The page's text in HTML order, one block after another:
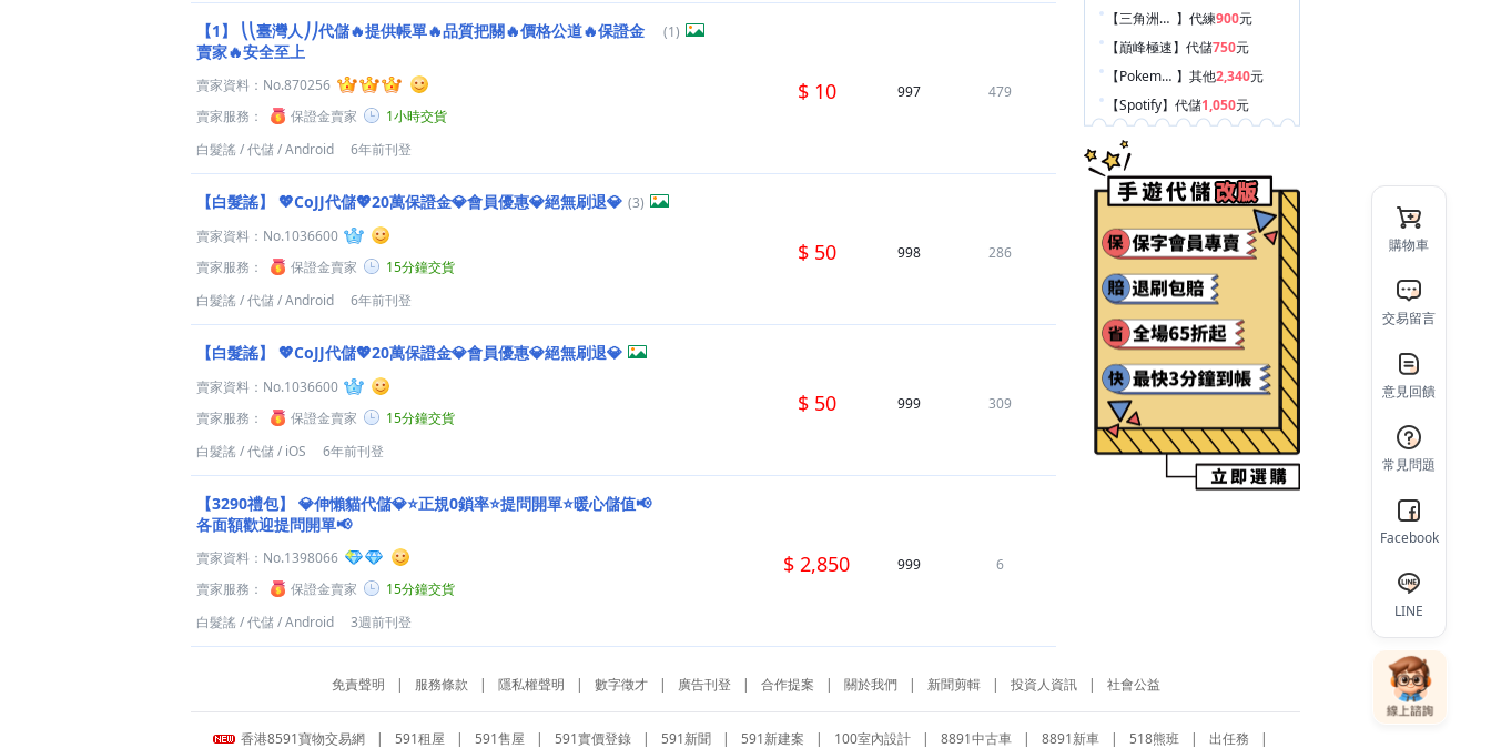
【1】
⎝⎝臺灣人⎠⎠代儲🔥提供帳單🔥品質把關🔥價格公道🔥保證金
賣家🔥安全至上
(1)
賣家資料： No.870256
賣家服務：
保證金賣家
1小時交貨
白髮謠/代儲/Android 6年前刊登
$ 10 997 479
【白髮謠】 💖CoJJ代儲💖20萬保證金💎會員優惠💎絕無刷退💎 (3)
賣家資料： No.1036600
賣家服務：
保證金賣家
15分鐘交貨
白髮謠/代儲/Android 6年前刊登
$ 50 998 286
【白髮謠】 💖CoJJ代儲💖20萬保證金💎會員優惠💎絕無刷退💎
賣家資料： No.1036600
賣家服務：
保證金賣家
15分鐘交貨
白髮謠/代儲/ iOS 6年前刊登
$ 50 999 309
【3290禮包】
💎伸懶貓代儲💎⭐正規0鎖率⭐提問開單⭐暖心儲值📢
各面額歡迎提問開單📢
賣家資料： No.1398066
賣家服務：
保證金賣家
15分鐘交貨
白髮謠/代儲/Android 3週前刊登
$ 2,850 999 6
【三角洲行動 】 代練900元
【巔峰極速】 代儲750元
【Pokemon GO 】 其他2,340元
【Spotify】 代儲1,050元
【勝利女神：妮姬 】 代儲1,100元
【唱舞全明星 】代儲2,750元
【原神 Genshin Impact 】代儲480
【Pikmin Bloom 皮克敏】代儲750
【Discord Nitro 】代儲1,230
【Roblox】代儲300元
【Spotify】代儲150元
【貓耳FM】代儲620元
【AION2】遊戲幣4,761元
【三角洲行動 】帳號100元
【Spotify】禮包500元
【第五人格】 代儲1,660元
購物車
交易留言
意見回饋
常見問題
Facebook
LINE
免責聲明 | 服務條款 | 隱私權聲明 | 數字徵才 | 廣告刊登 | 合作提案 | 關於我們 | 新聞剪輯 | 投資人資訊 | 社會公益
香港8591寶物交易網 | 591租屋 | 591售屋 | 591實價登錄 | 591新聞 | 591新建案 | 100室內設計 | 8891中古車 | 8891新車 | 518熊班 | 出任務 |